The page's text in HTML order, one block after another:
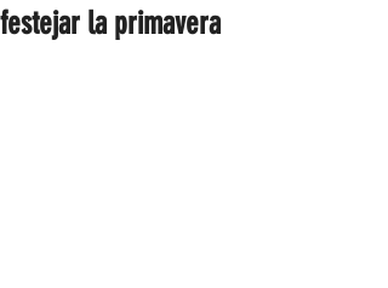
festejar la primavera